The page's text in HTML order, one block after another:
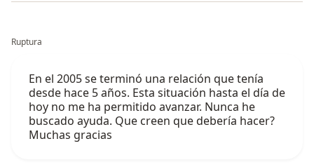
Ruptura
En el 2005 se terminó una relación que tenía
desde hace 5 años. Esta situación hasta el día de
hoy no me ha permitido avanzar. Nunca he
buscado ayuda. Que creen que debería hacer?
Muchas gracias